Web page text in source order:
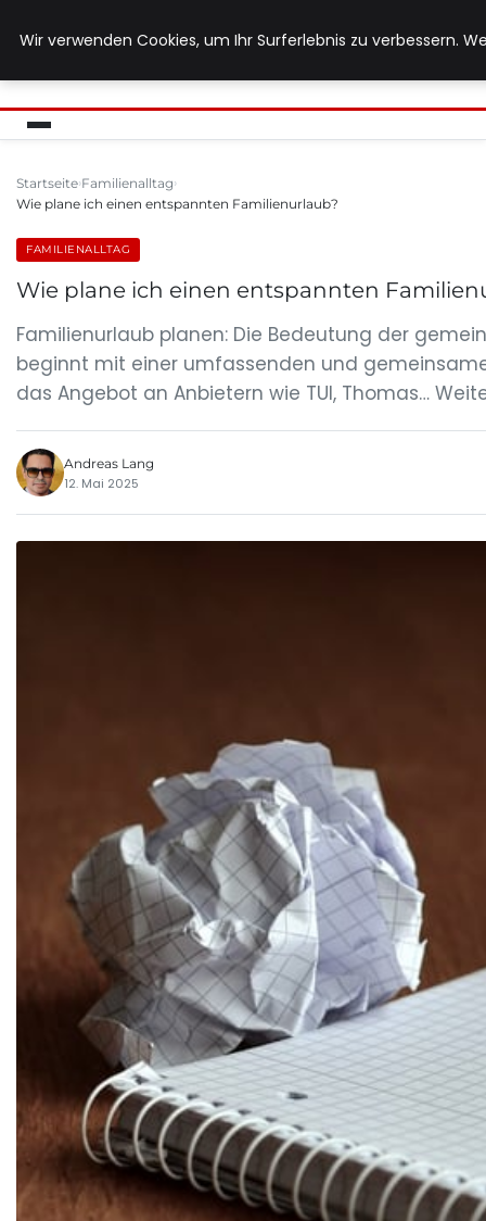
MUTTERERDE-BIO.DE
Startseite Familienalltag
Wie plane ich einen entspannten Familienurlaub?
FAMILIENALLTAG
Wie plane ich einen entspannten
Familienurlaub planen: Die Bedeutung der
beginnt mit einer umfassenden und
das Angebot an Anbietern wie TUI, Thomas…
Andreas Lang
12. Mai 2025
Wir verwenden Cookies, um Ihr Surferlebnis zu verbessern.